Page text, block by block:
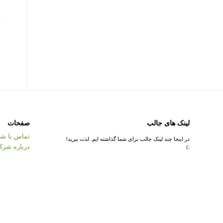
لینک های جالب
در اینجا چند لینک جالب برای شما گذاشته ایم. لذت ببرید!
:)
صفحات
تماس با
درباره